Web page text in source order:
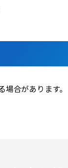
合があります。